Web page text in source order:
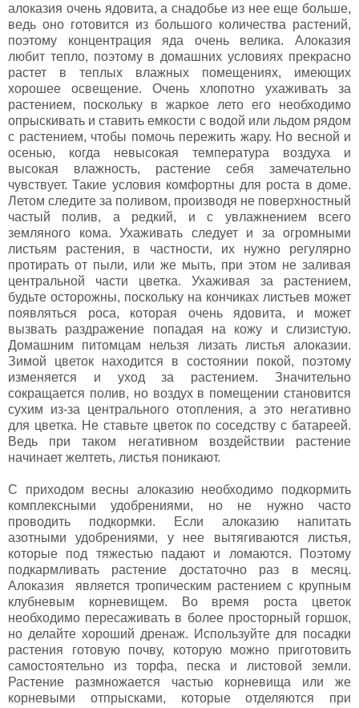
алоказия очень ядовита, а снадобье из нее еще больше,
ведь оно готовится из большого количества растений,
поэтому концентрация яда очень велика. Алоказия
любит тепло, поэтому в домашних условиях прекрасно
растет в теплых влажных помещениях, имеющих
хорошее освещение. Очень хлопотно ухаживать за
растением, поскольку в жаркое лето его необходимо
опрыскивать и ставить емкости с водой или льдом рядом
с растением, чтобы помочь пережить жару. Но весной и
осенью, когда невысокая температура воздуха и
высокая влажность, растение себя замечательно
чувствует. Такие условия комфортны для роста в доме.
Летом следите за поливом, производя не поверхностный
частый полив, а редкий, и с увлажнением всего
земляного кома. Ухаживать следует и за огромными
листьям растения, в частности, их нужно регулярно
протирать от пыли, или же мыть, при этом не заливая
центральной части цветка. Ухаживая за растением,
будьте осторожны, поскольку на кончиках листьев может
появляться роса, которая очень ядовита, и может
вызвать раздражение попадая на кожу и слизистую.
Домашним питомцам нельзя лизать листья алоказии.
Зимой цветок находится в состоянии покой, поэтому
изменяется и уход за растением. Значительно
сокращается полив, но воздух в помещении становится
сухим из-за центрального отопления, а это негативно
для цветка. Не ставьте цветок по соседству с батареей.
Ведь при таком негативном воздействии растение
начинает желтеть, листья поникают.
С приходом весны алоказию необходимо подкормить
комплексными удобрениями, но не нужно часто
проводить подкормки. Если алоказию напитать
азотными удобрениями, у нее вытягиваются листья,
которые под тяжестью падают и ломаются. Поэтому
подкармливать растение достаточно раз в месяц.
Алоказия является тропическим растением с крупным
клубневым корневищем. Во время роста цветок
необходимо пересаживать в более просторный горшок,
но делайте хороший дренаж. Используйте для посадки
растения готовую почву, которую можно приготовить
самостоятельно из торфа, песка и листовой земли.
Растение размножается частью корневища или же
корневыми отпрысками, которые отделяются при